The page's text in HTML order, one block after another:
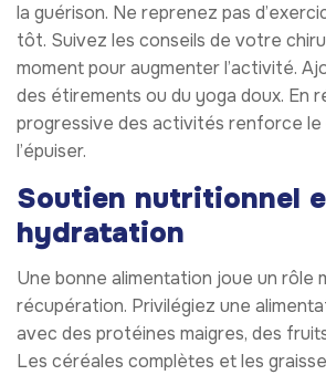
la guérison. Ne reprenez pas
tôt. Suivez les conseils de votre
moment pour augmenter l’activité.
des étirements ou du yoga doux. En
progressive des activités renforce le
l’épuiser.
Soutien nutritionnel
hydratation
Une bonne alimentation joue un rôle
récupération. Privilégiez une
avec des protéines maigres, des
Les céréales complètes et les